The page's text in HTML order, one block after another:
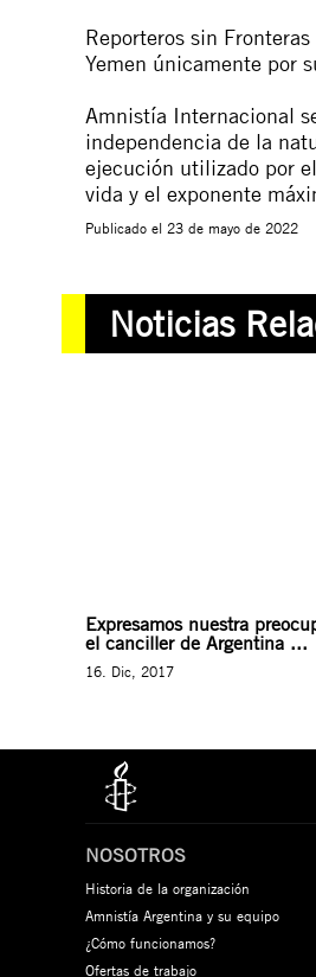
Reporteros sin Fronteras
Yemen únicamente por
Amnistía Internacional
independencia de la
ejecución utilizado por
vida y el exponente
Publicado el 23 de mayo de 2022
Noticias
Expresamos nuestra
el canciller de Argentina ...
16. Dic, 2017
NOSOTROS
Historia de la organización
Amnistía Argentina y su equipo
¿Cómo funcionamos?
Ofertas de trabajo